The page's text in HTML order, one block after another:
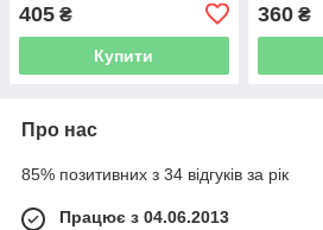
405 ₴
Купити
360₴
Про нас
85% позитивних з 34 відгуків за рік
Працює з 04.06.2013